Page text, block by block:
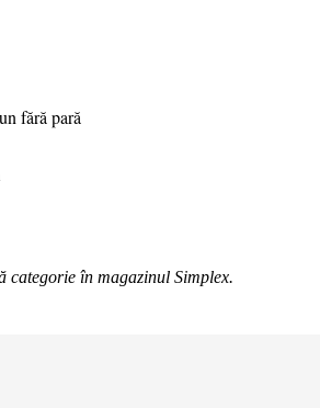
fără pară
categorie în magazinul Simplex.